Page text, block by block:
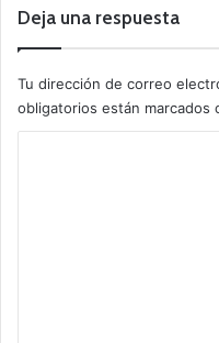
Deja una respuesta
Tu dirección de correo
obligatorios están marcados